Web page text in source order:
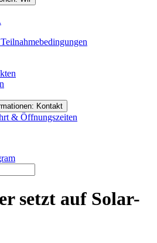
Kontakt
& Öffnungszeiten
setzt auf Solar-